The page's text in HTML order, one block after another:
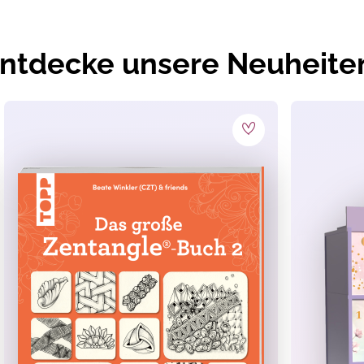
unsere